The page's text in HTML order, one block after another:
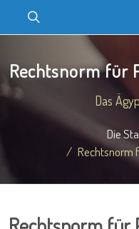
Rechtsnorm für
Das
Die
Rechtsnorm